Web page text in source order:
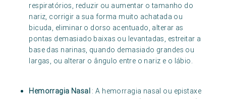
respiratórios, reduzir ou aumentar o tamanho do
nariz, corrigir a sua forma muito achatada ou
bicuda, eliminar o dorso acentuado, alterar as
pontas demasiado baixas ou levantadas, estreitar a
base das narinas, quando demasiado grandes ou
largas, ou alterar o ângulo entre o nariz e o lábio.
Hemorragia Nasal : A hemorragia nasal ou epistaxe